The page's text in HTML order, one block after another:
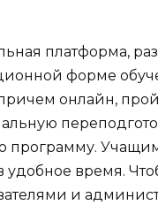
платформа,
форме
онлайн,
время.
и